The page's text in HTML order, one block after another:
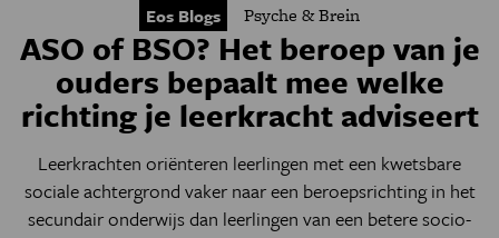
Eos Blogs Psyche & Brein
ASO of BSO? Het beroep van je
ouders bepaalt mee welke
richting je leerkracht adviseert
Leerkrachten oriënteren leerlingen met een kwetsbare
sociale achtergrond vaker naar een beroepsrichting in het
secundair onderwijs dan leerlingen van een betere socio-